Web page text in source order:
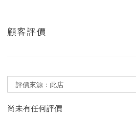
顧客評價
尚未有任何評價